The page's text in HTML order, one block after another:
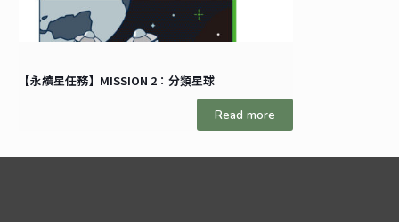
【永續星任務】MISSION 2：分類星球
Read more